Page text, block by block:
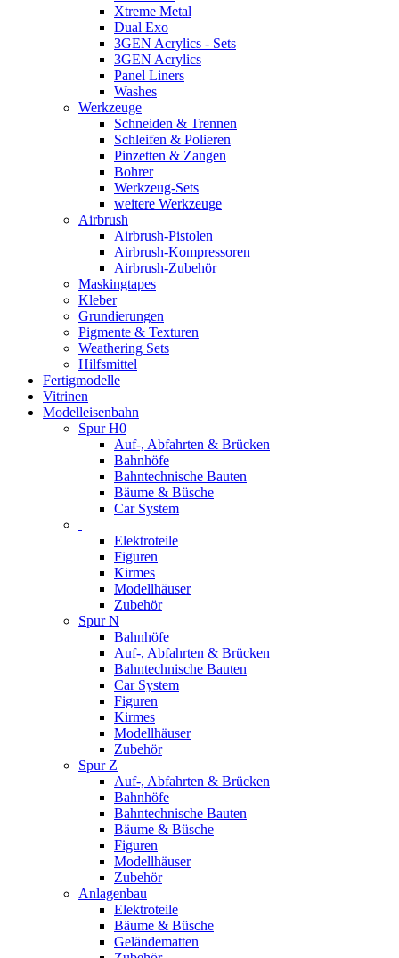
Xtreme Metal
Dual Exo
3GEN Acrylics - Sets
3GEN Acrylics
Panel Liners
Washes
Werkzeuge
Schneiden & Trennen
Schleifen & Polieren
Pinzetten & Zangen
Bohrer
Werkzeug-Sets
weitere Werkzeuge
Airbrush
Airbrush-Pistolen
Airbrush-Kompressoren
Airbrush-Zubehör
Maskingtapes
Kleber
Grundierungen
Pigmente & Texturen
Weathering Sets
Hilfsmittel
Fertigmodelle
Vitrinen
Modelleisenbahn
Spur H0
Auf-, Abfahrten & Brücken
Bahnhöfe
Bahntechnische Bauten
Bäume & Büsche
Car System
Elektroteile
Figuren
Kirmes
Modellhäuser
Zubehör
Spur N
Bahnhöfe
Auf-, Abfahrten & Brücken
Bahntechnische Bauten
Car System
Figuren
Kirmes
Modellhäuser
Zubehör
Spur Z
Auf-, Abfahrten & Brücken
Bahnhöfe
Bahntechnische Bauten
Bäume & Büsche
Figuren
Modellhäuser
Zubehör
Anlagenbau
Elektroteile
Bäume & Büsche
Geländematten